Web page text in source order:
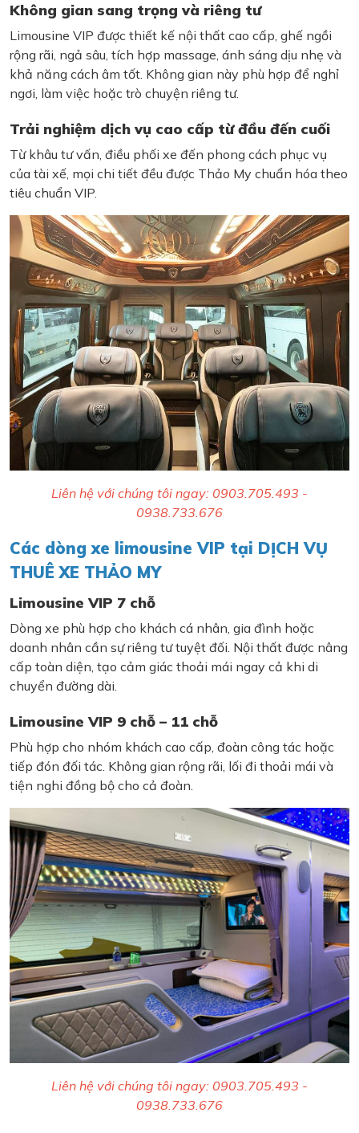
Không gian sang trọng và riêng tư
Limousine VIP được thiết kế nội thất cao cấp, ghế ngồi
rộng rãi, ngả sâu, tích hợp massage, ánh sáng dịu nhẹ và
khả năng cách âm tốt. Không gian này phù hợp để nghỉ
ngơi, làm việc hoặc trò chuyện riêng tư.
Trải nghiệm dịch vụ cao cấp từ đầu đến cuối
Từ khâu tư vấn, điều phối xe đến phong cách phục vụ
của tài xế, mọi chi tiết đều được Thảo My chuẩn hóa theo
tiêu chuẩn VIP.
Liên hệ với chúng tôi ngay: 0903.705.493 -
0938.733.676
Các dòng xe limousine VIP tại DỊCH VỤ
THUÊ XE THẢO MY
Limousine VIP 7 chỗ
Dòng xe phù hợp cho khách cá nhân, gia đình hoặc
doanh nhân cần sự riêng tư tuyệt đối. Nội thất được nâng
cấp toàn diện, tạo cảm giác thoải mái ngay cả khi di
chuyển đường dài.
Limousine VIP 9 chỗ – 11 chỗ
Phù hợp cho nhóm khách cao cấp, đoàn công tác hoặc
tiếp đón đối tác. Không gian rộng rãi, lối đi thoải mái và
tiện nghi đồng bộ cho cả đoàn.
Liên hệ với chúng tôi ngay: 0903.705.493 -
0938.733.676